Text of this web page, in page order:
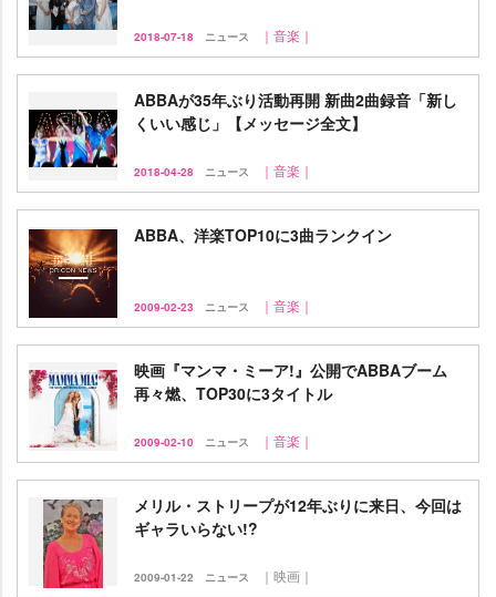
2018-07-18 ニュース ｜音楽｜
ABBAが35年ぶり活動再開 新曲2曲録音「新し
くいい感じ」【メッセージ全文】
2018-04-28 ニュース ｜音楽｜
ABBA、洋楽TOP10に3曲ランクイン
2009-02-23 ニュース ｜音楽｜
映画『マンマ・ミーア!』公開でABBAブーム
再々燃、TOP30に3タイトル
2009-02-10 ニュース ｜音楽｜
メリル・ストリープが12年ぶりに来日、今回は
ギャラいらない!?
2009-01-22 ニュース ｜映画｜